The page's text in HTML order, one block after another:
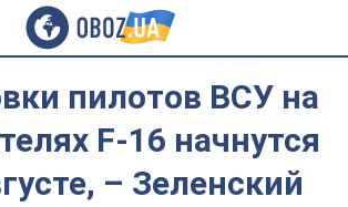
пилотов ВСУ на
F-16 начнутся
– Зеленский